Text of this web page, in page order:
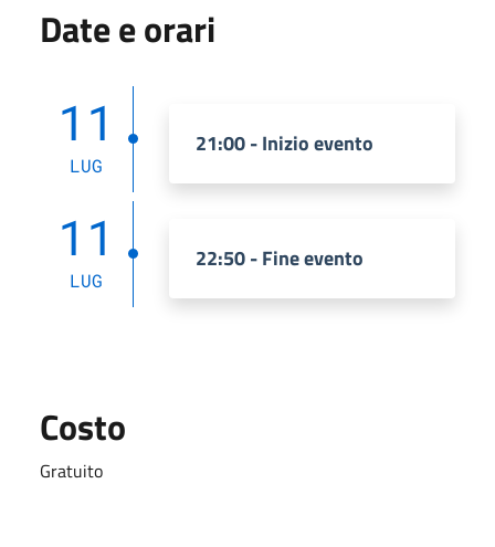
Date e orari
11
LUG
21:00 - Inizio evento
11
LUG
22:50 - Fine evento
Costo
Gratuito